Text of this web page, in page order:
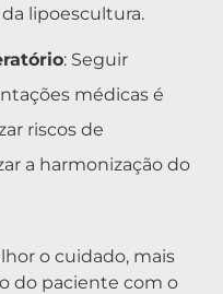
lipoescultura.
: Seguir
médicas é
riscos de
a harmonização do
o cuidado, mais
do paciente com o